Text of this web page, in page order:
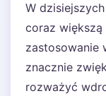
W
coraz
zastosowanie
znacznie
rozważyć